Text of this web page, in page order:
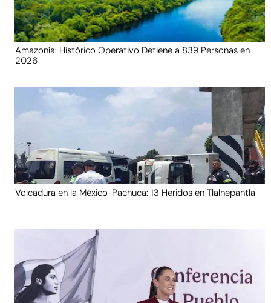
Amazonía: Histórico Operativo Detiene a 839 Personas en
2026
Volcadura en la México-Pachuca: 13 Heridos en Tlalnepantla